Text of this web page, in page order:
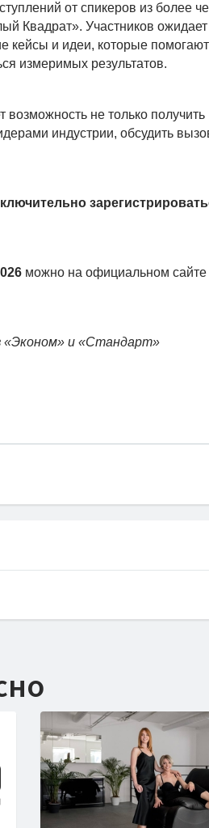
от спикеров из более
Квадрат». Участников ожидает
кейсы и идеи, которые помогают
измеримых результатов.
возможность не только получить
индустрии, обсудить
можно на официальном сайте
«Эконом» и «Стандарт»